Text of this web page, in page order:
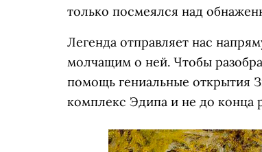
только посмеялся над
Легенда отправляет нас
молчащим о ней. Чтобы
помощь гениальные открытия
комплекс Эдипа и не до конца